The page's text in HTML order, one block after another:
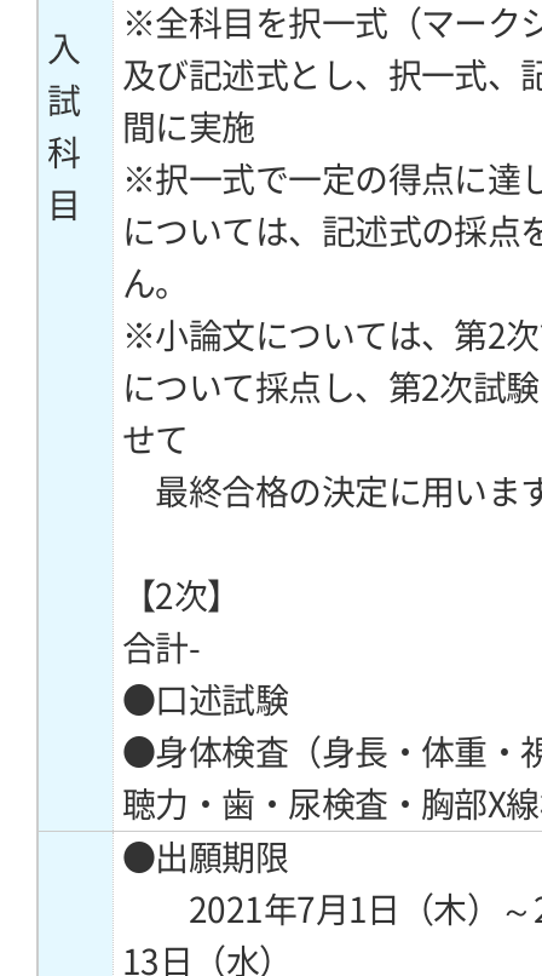
入
試
科
目
※全科目を択一式（マーク
及び記述式とし、択一式、
間に実施
※択一式で一定の得点に達
については、記述式の採点
ん。
※小論文については、第2
について採点し、第2次試
せて
最終合格の決定に用いま
【2次】
合計-
●口述試験
●身体検査（身長・体重・
聴力・歯・尿検査・胸部X
●出願期限
2021年7月1日（木）～
13日（水）